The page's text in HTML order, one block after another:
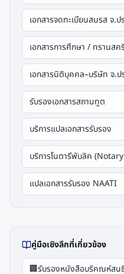
เอกสารจดทะเบียนสมรส จ.
เอกสารการศึกษา / ทรานส
เอกสารนิติบุคคล–บริษัท จ.ป
รับรองเอกสารสถานทูต
บริการแปลเอกสารรับรอง
บริการโนตารีพับลิค
แปลเอกสารรับรอง NAATI
คู่มือเชิงลึกที่เกี่ยวข้อง
🏢รับรองหนังสือบริคณห์สน